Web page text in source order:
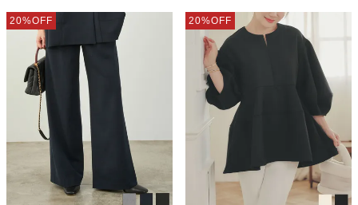
20%OFF 20%OFF